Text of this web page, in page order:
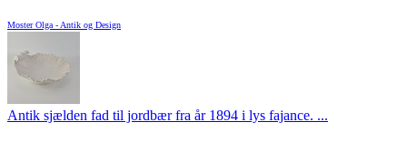
Moster Olga - Antik og Design
Antik sjælden fad til jordbær fra år 1894 i lys fajance. ...